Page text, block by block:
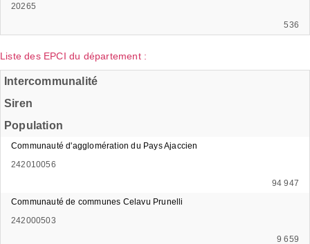
20265
536
Liste des EPCI du département :
Intercommunalité
Siren
Population
Communauté d'agglomération du Pays Ajaccien
242010056
94 947
Communauté de communes Celavu Prunelli
242000503
9 659